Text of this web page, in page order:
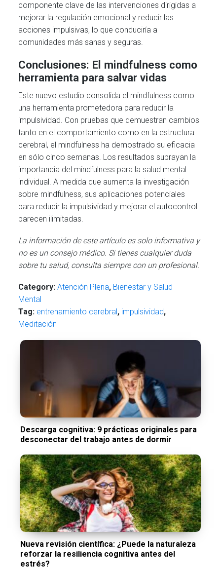
componente clave de las intervenciones dirigidas a
mejorar la regulación emocional y reducir las
acciones impulsivas, lo que conduciría a
comunidades más sanas y seguras.
Conclusiones: El mindfulness como
herramienta para salvar vidas
Este nuevo estudio consolida el mindfulness como
una herramienta prometedora para reducir la
impulsividad. Con pruebas que demuestran cambios
tanto en el comportamiento como en la estructura
cerebral, el mindfulness ha demostrado su eficacia
en sólo cinco semanas. Los resultados subrayan la
importancia del mindfulness para la salud mental
individual. A medida que aumenta la investigación
sobre mindfulness, sus aplicaciones potenciales
para reducir la impulsividad y mejorar el autocontrol
parecen ilimitadas.
La información de este artículo es solo informativa y
no es un consejo médico. Si tienes cualquier duda
sobre tu salud, consulta siempre con un profesional.
Category: Atención Plena, Bienestar y Salud
Mental
Tag: entrenamiento cerebral , impulsividad,
Meditación
Descarga cognitiva: 9 prácticas originales para
desconectar del trabajo antes de dormir
Nueva revisión científica: ¿Puede la naturaleza
reforzar la resiliencia cognitiva antes del
estrés?